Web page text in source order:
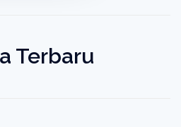
Terbaru